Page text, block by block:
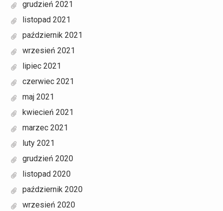
grudzień 2021
listopad 2021
październik 2021
wrzesień 2021
lipiec 2021
czerwiec 2021
maj 2021
kwiecień 2021
marzec 2021
luty 2021
grudzień 2020
listopad 2020
październik 2020
wrzesień 2020